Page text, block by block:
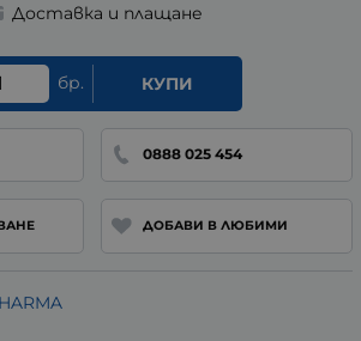
Доставка и плащане
бр. КУПИ
0888 025 454
ДОБАВИ В ЛЮБИМИ